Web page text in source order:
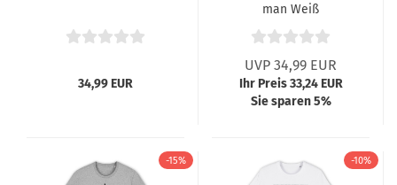
34,99 EUR
man Weiß
UVP 34,99 EUR
Ihr Preis 33,24 EUR
Sie sparen 5%
-15% -10%